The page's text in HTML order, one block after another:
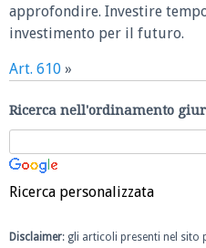
approfondire. Investire
investimento per il futuro.
Art. 610 »
Ricerca nell'ordinamento
Ricerca personalizzata
Disclaimer: gli articoli presenti nel sito